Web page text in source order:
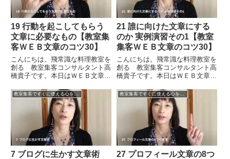
19 行動を起こしてもらう
文章に必要なもの【教室集
客ＷＥＢ文章のコツ30】
こんにちは。飛常識な料理教室を
創る 教室集客コンサルタント高
橋貴子です。本日はＷＥＢ文章の
こしてもらう文章に必要なもの」
ということについてお伝えをした
いと思います。文章やブログの添
削をしているときに出てくるお
21 誰に向けた文章にする
のか 実例演習その1【教室
集客ＷＥＢ文章のコツ30】
こんにちは。飛常識な料理教室を
創る 教室集客コンサルタント高
橋貴子です。本日はＷＥＢ文章の
た文章にするのか 実例演習その
１」についてお伝えをしたいと思
います。誰に向けた文章にするの
かということの考え方のヒント
教室集客ですぐに使える心をつかむＷＥＢ文章のコツ30
7 ブログに生かす文章術
教室集客ですぐに使える心をつかむＷＥＢ文章のコツ30
27 プロフィール文章の8つ